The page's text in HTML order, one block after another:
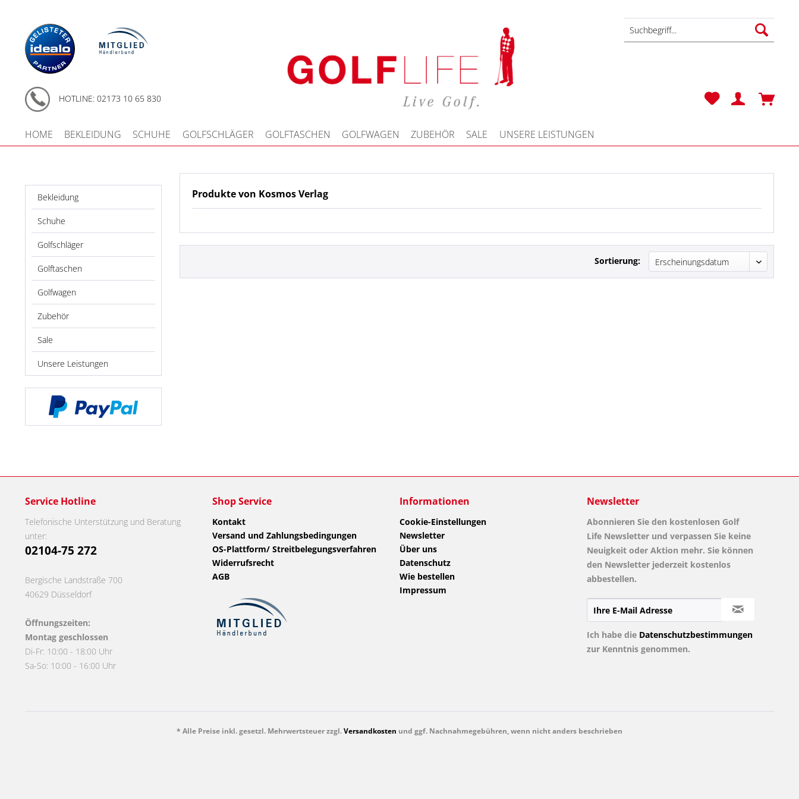
HOTLINE: 02173 10 65 830
HOME BEKLEIDUNG SCHUHE GOLFSCHLÄGER GOLFTASCHEN GOLFWAGEN ZUBEHÖR SALE UNSERE LEISTUNGEN
Bekleidung
Schuhe
Golfschläger
Golftaschen
Golfwagen
Zubehör
Sale
Unsere Leistungen
Produkte von Kosmos Verlag
Sortierung:
Service Hotline
Telefonische Unterstützung und Beratung
unter:
02104-75 272
Bergische Landstraße 700
40629 Düsseldorf
Öffnungszeiten:
Montag geschlossen
Di-Fr: 10:00 - 18:00 Uhr
Sa-So: 10:00 - 16:00 Uhr
Shop Service
Kontakt
Versand und Zahlungsbedingungen
OS-Plattform/ Streitbelegungsverfahren
Widerrufsrecht
AGB
Informationen
Cookie-Einstellungen
Newsletter
Über uns
Datenschutz
Wie bestellen
Impressum
Newsletter
Abonnieren Sie den kostenlosen Golf
Life Newsletter und verpassen Sie keine
Neuigkeit oder Aktion mehr. Sie können
den Newsletter jederzeit kostenlos
abbestellen.
Ich habe die Datenschutzbestimmungen
zur Kenntnis genommen.
* Alle Preise inkl. gesetzl. Mehrwertsteuer zzgl.Versandkosten und ggf. Nachnahmegebühren, wenn nicht anders beschrieben